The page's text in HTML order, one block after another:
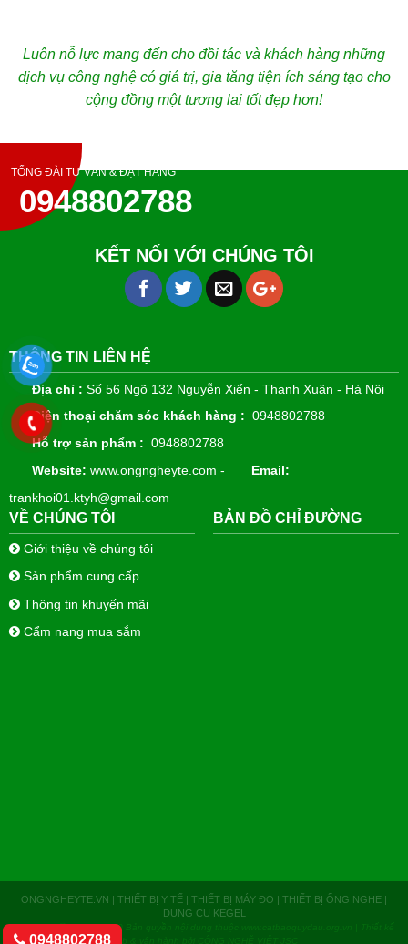
Luôn nỗ lực mang đến cho đồi tác và khách hàng những
dịch vụ công nghệ có giá trị, gia tăng tiện ích sáng tạo cho
cộng đồng một tương lai tốt đẹp hơn!
TỔNG ĐÀI TƯ VẤN & ĐẶT HÀNG
0948802788
KẾT NỐI VỚI CHÚNG TÔI
THÔNG TIN LIÊN HỆ
Địa chỉ : Số 56 Ngõ 132 Nguyễn Xiển - Thanh Xuân - Hà Nội
Điện thoại chăm sóc khách hàng : 0948802788
Hỗ trợ sản phẩm : 0948802788
Website: www.ongngheyte.com -
Email:
trankhoi01.ktyh@gmail.com
VỀ CHÚNG TÔI
Giới thiệu về chúng tôi
Sản phẩm cung cấp
Thông tin khuyến mãi
Cẩm nang mua sắm
BẢN ĐỒ CHỈ ĐƯỜNG
ONGNGHEYTE.VN | THIẾT BỊ Y TẾ | THIẾT BỊ MÁY ĐO | THIẾT BỊ ỐNG NGHE |
DỤNG CỤ KEGEL
Copyright ⓒ 2007 – 2020 Bản quyền nội dung thuộc www.catbaoquydau.org.vn |
web & vận hành bởi CÔNG NGHỆ VIỆT JSC
0948802788